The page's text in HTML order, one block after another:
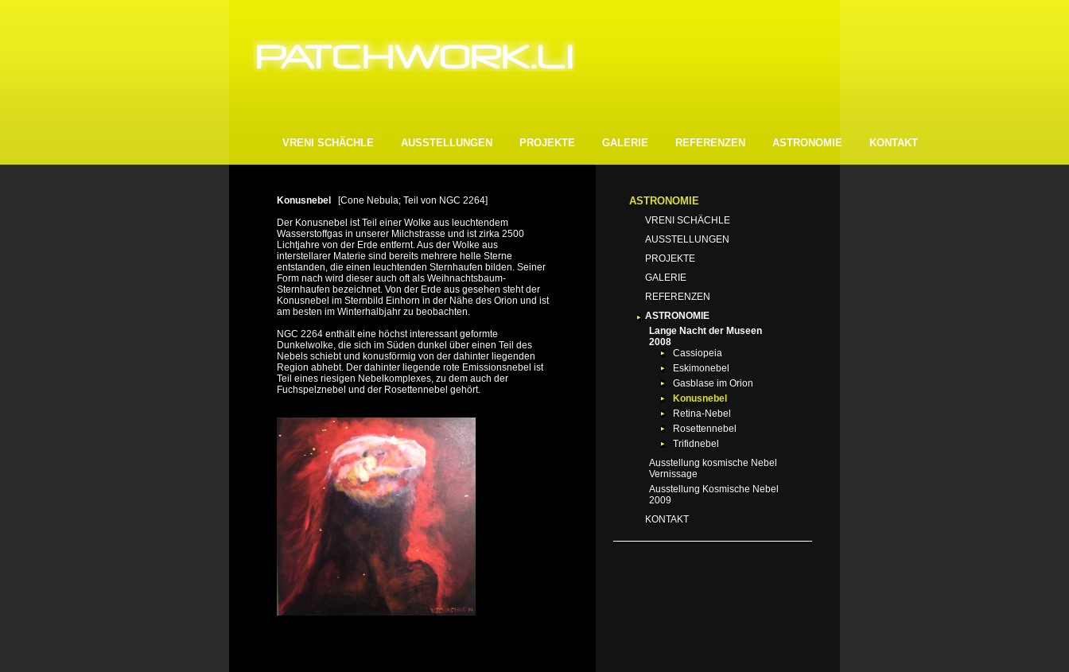
VRENI SCHÄCHLE AUSSTELLUNGEN PROJEKTE GALERIE REFERENZEN ASTRONOMIE KONTAKT
Konusnebel
[Cone Nebula; Teil von NGC 2264]
Der Konusnebel ist Teil einer Wolke aus leuchtendem
Wasserstoffgas in unserer Milchstrasse und ist zirka 2500
Lichtjahre von der Erde entfernt. Aus der Wolke aus
interstellarer Materie sind bereits mehrere helle Sterne
entstanden, die einen leuchtenden Sternhaufen bilden. Seiner
Form nach wird dieser auch oft als Weihnachtsbaum-
Sternhaufen bezeichnet. Von der Erde aus gesehen steht der
Konusnebel im Sternbild Einhorn in der Nähe des Orion und ist
am besten im Winterhalbjahr zu beo­bachten.
NGC 2264 enthält eine höchst interessant geformte
Dunkelwolke, die sich im Süden dunkel über einen Teil des
Nebels schiebt und konusförmig von der dahinter liegenden
Region abhebt. Der dahinter liegende rote Emissionsnebel ist
Teil eines riesigen Nebelkomplexes, zu dem auch der
Fuchspelznebel und der Rosettennebel gehört.
ASTRONOMIE
VRENI SCHÄCHLE
AUSSTELLUNGEN
PROJEKTE
GALERIE
REFERENZEN
ASTRONOMIE
Lange Nacht der Museen
2008
Cassiopeia
Eskimonebel
Gasblase im Orion
Konusnebel
Retina-Nebel
Rosettennebel
Trifidnebel
Ausstellung kosmische Nebel
Vernissage
Ausstellung Kosmische Nebel
2009
KONTAKT